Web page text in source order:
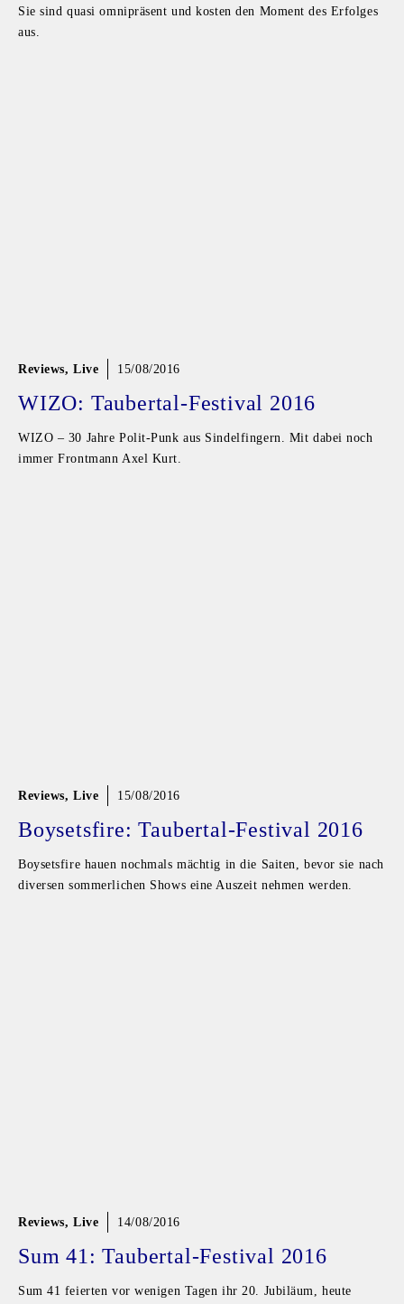
Sie sind quasi omnipräsent und kosten den Moment des Erfolges
aus.
Reviews,Live 15/08/2016
WIZO: Taubertal-Festival 2016
WIZO – 30 Jahre Polit-Punk aus Sindelfingern. Mit dabei noch
immer Frontmann Axel Kurt.
Reviews,Live 15/08/2016
Boysetsfire: Taubertal-Festival 2016
Boysetsfire hauen nochmals mächtig in die Saiten, bevor sie nach
diversen sommerlichen Shows eine Auszeit nehmen werden.
Reviews,Live 14/08/2016
Sum 41: Taubertal-Festival 2016
Sum 41 feierten vor wenigen Tagen ihr 20. Jubiläum, heute